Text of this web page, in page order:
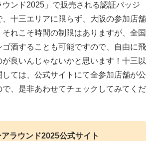
ウンド2025」で販売される認証バッジ
、十三エリアに限らず、大阪の参加店舗
れこそ時間の制限はありますが、全国
ゴ酒することも可能ですので、自由に飛
良いんじゃないかと思います！十三以
ては、公式サイトにて全参加店舗が公
で、是非あわせてチェックしてみてくだ
ラウンド2025公式サイト